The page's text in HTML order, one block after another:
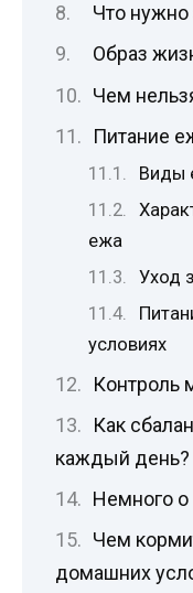
Что нужно
Образ
Чем
Питание
Виды
ежа
Уход
условиях
Контроль
Как
каждый день?
Немного
Чем
домашних